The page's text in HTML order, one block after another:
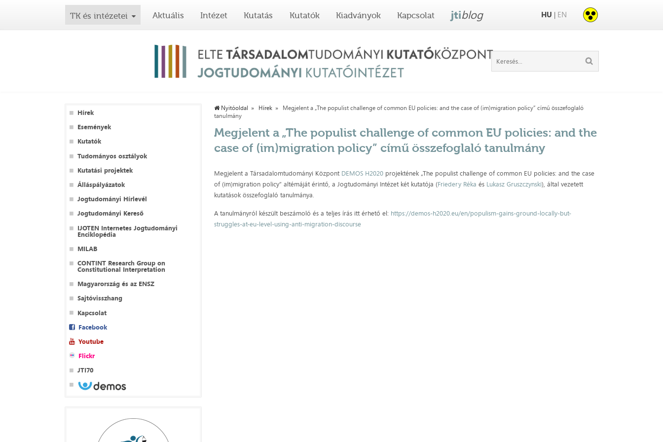
TK és intézetei Aktuális Intézet Kutatás Kutatók Kiadványok Kapcsolat jtiblog HU | EN
Hírek
Események
Kutatók
Tudományos osztályok
Kutatási projektek
Álláspályázatok
Jogtudományi Hírlevél
Jogtudományi Kereső
IJOTEN Internetes Jogtudományi
Enciklopédia
MILAB
CONTINT Research Group on
Constitutional Interpretation
Magyarország és az ENSZ
Sajtóvisszhang
Kapcsolat
Facebook
Youtube
Flickr
JTI70
Nyitóoldal Hírek
Megjelent a „The populist challenge of common EU policies: and the case of (im)migration policy” című összefoglaló
tanulmány
Megjelent a „The populist challenge of common EU policies: and the
case of (im)migration policy” című összefoglaló tanulmány
Megjelent a Társadalomtudományi Központ DEMOS H2020 projektének „The populist challenge of common EU policies: and the case
of (im)migration policy” altémáját érintő, a Jogtudományi Intézet két kutatója (Friedery Réka és Lukasz Gruszczynski), által vezetett
kutatások összefoglaló tanulmánya.
A tanulmányról készült beszámoló és a teljes írás itt érhető el: https://demos-h2020.eu/en/populism-gains-ground-locally-but-
struggles-at-eu-level-using-anti-migration-discourse